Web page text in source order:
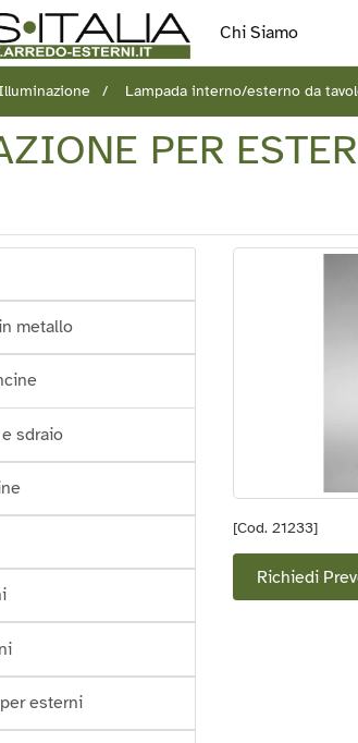
Chi Siamo
Illuminazione Lampada interno/esterno da
PER
metallo
sdraio
esterni
[Cod. 21233]
Richiedi